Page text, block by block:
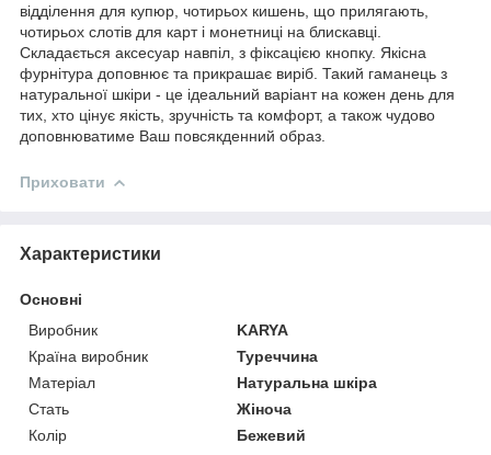
відділення для купюр, чотирьох кишень, що прилягають,
чотирьох слотів для карт і монетниці на блискавці.
Складається аксесуар навпіл, з фіксацією кнопку. Якісна
фурнітура доповнює та прикрашає виріб. Такий гаманець з
натуральної шкіри - це ідеальний варіант на кожен день для
тих, хто цінує якість, зручність та комфорт, а також чудово
доповнюватиме Ваш повсякденний образ.
Приховати
Характеристики
Основні
Виробник
KARYA
Країна виробник
Туреччина
Матеріал
Натуральна шкіра
Стать
Жіноча
Колір
Бежевий